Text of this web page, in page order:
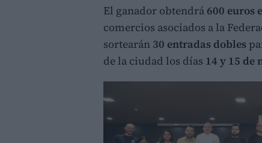
El ganador obtendrá 600 euros
comercios asociados a la
sortearán 30 entradas dobles
de la ciudad los días 14 y 15 de